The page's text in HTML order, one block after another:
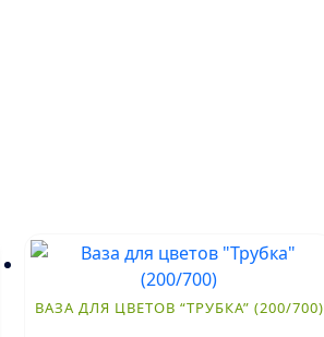
ВАЗА ДЛЯ ЦВЕТОВ “ТРУБКА” (200/700)